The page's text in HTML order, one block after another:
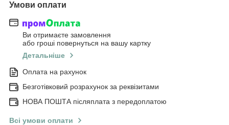
Умови оплати
Ви отримаєте замовлення
або гроші повернуться на вашу картку
Детальніше
Оплата на рахунок
Безготівковий розрахунок за реквізитами
НОВА ПОШТА післяплата з передоплатою
Всі умови оплати